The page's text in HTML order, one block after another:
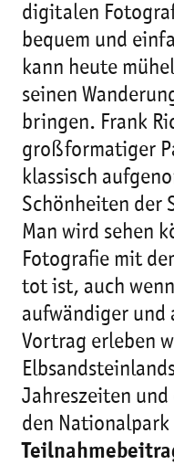
digitalen
bequem und
kann heute
seinen
bringen. Frank
großformatiger
klassisch
Schönheiten der
Man wird sehen
Fotografie mit
tot ist, auch
aufwändiger und
Vortrag erleben
Jahreszeiten
den Nationalpark